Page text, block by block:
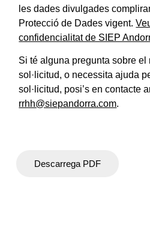
les dades divulgades
Protecció de Dades vigent.
confidencialitat de SIEP
Si té alguna pregunta sobre el
sol·licitud, o necessita ajuda
sol·licitud, posi’s en contacte
rrhh@siepandorra.com.
Descarrega PDF